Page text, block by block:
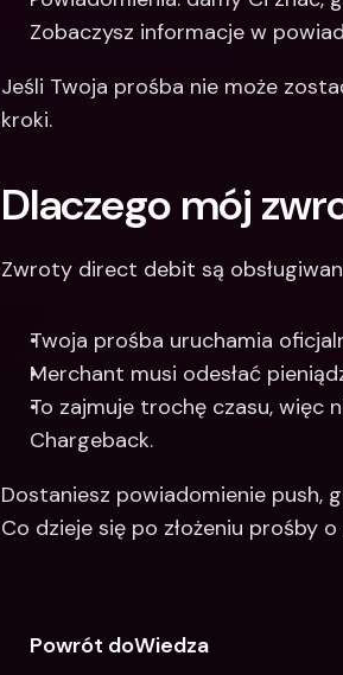
Zobaczysz informacje w
Jeśli Twoja prośba nie może
kroki.
Dlaczego mój
Zwroty direct debit są
Twoja prośba uruchamia
Merchant musi odesłać
To zajmuje trochę czasu, więc
Chargeback.
Dostaniesz powiadomienie push,
Co dzieje się po złożeniu prośby
Powrót doWiedza